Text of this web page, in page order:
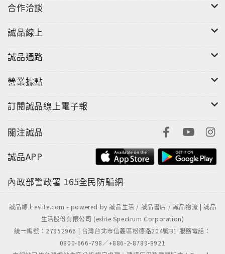
音、語調高低及各種連音，讓聲音跟文字建立正確的連
本書根據日本國際交流基金（JAPAN
FOUNDATION）、日本國際教育協會編寫的《日本語
能力測試出題基準》、新制「新日本語能力試驗相關概
經由多年編寫日語教材經驗豐富的日籍金牌教師群，編
整，無論是累積應考實力，或是考前迅速總複習，都是
除了考試之外，日常隨身攜帶也是一本貼身好用的必備
辭典。只要有這一本，就可以從進階用到高階，無論是
受用的日語達人寶典！
合作洽談
誠品線上
誠品通路
營業據點
訂閱誠品線上電子報
關注誠品
誠品APP
內政部警政署 165全民防騙網
誠品線上eslite.com - powered by 誠品生活 / 誠品書店 / 誠品物流 | 誠品
生活股份有限公司 (eslite Spectrum Corporation)
統一編號：27952966 | 台灣台北市信義區松德路204號B1 服務電話：
0800-666-798／+886-2-8789-8921